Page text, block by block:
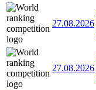
27.08.2026
27.08.2026